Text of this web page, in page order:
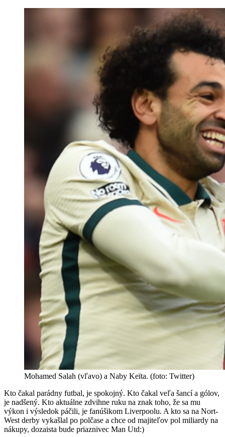
Mohamed Salah (vľavo) a Naby Keïta. (foto: Twitter)
Kto čakal parádny futbal, je spokojný. Kto čakal veľa šancí a gólov,
je nadšený. Kto aktuálne zdvihne ruku na znak toho, že sa mu
výkon i výsledok páčili, je fanúšikom Liverpoolu. A kto sa na Nort-
West derby vykašlal po polčase a chce od majiteľov pol miliardy na
nákupy, dozaista bude priaznivec Man Utd:)